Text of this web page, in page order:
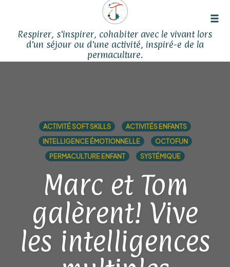
Respirer, s'inspirer, cohabiter avec le vivant lors
d'un séjour ou d'une activité, inspiré-e de la
permaculture.
ACTIVITÉ SOFT SKILLS
ACTIVITÉS ENFANTS
INTELLIGENCE ÉMOTIONNELLE
OCTOFUN
PERMACULTURE ENFANT
SYSTÉMIQUE
Marc et Tom
galèrent! Vive
les intelligences